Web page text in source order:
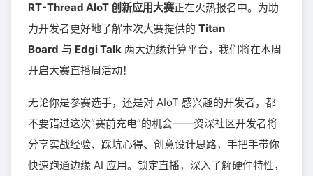
RT-Thread AIoT 创新应用大赛正在火热报名中。为助
力开发者更好地了解本次大赛提供的 Titan
Board 与 Edgi Talk 两大边缘计算平台，我们将在本周
开启大赛直播周活动！
无论你是参赛选手，还是对 AIoT 感兴趣的开发者，都
不要错过这次“赛前充电”的机会——资深社区开发者将
分享实战经验、踩坑心得、创意设计思路，手把手带你
快速跑通边缘 AI 应用。锁定直播，深入了解硬件特性，